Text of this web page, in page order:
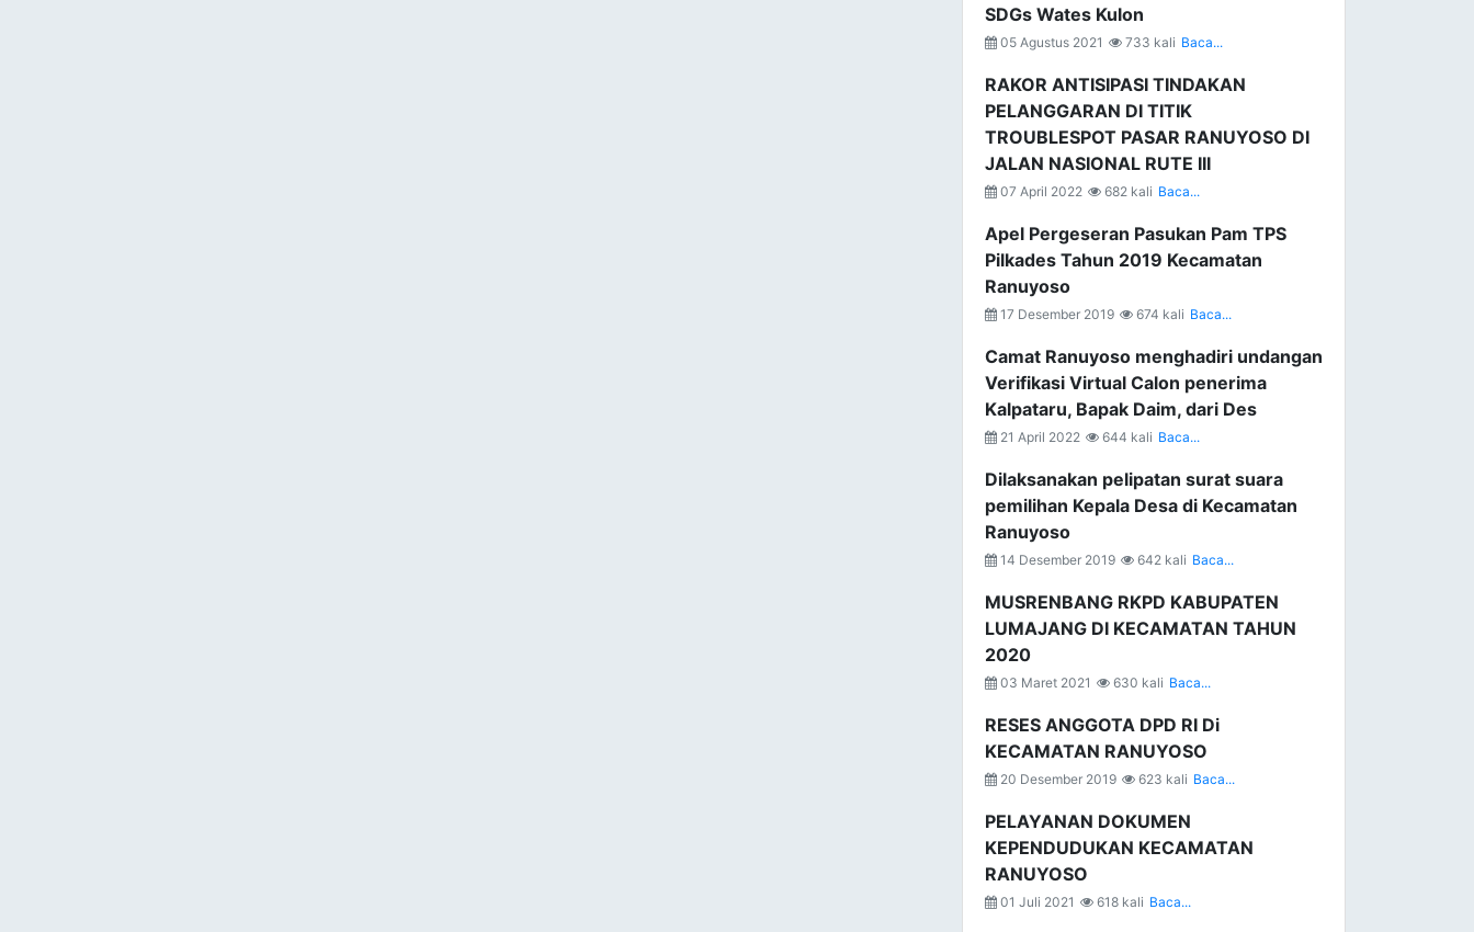
SDGs Wates Kulon
05 Agustus 2021 733 kali Baca...
RAKOR ANTISIPASI TINDAKAN
PELANGGARAN DI TITIK
TROUBLESPOT PASAR RANUYOSO DI
JALAN NASIONAL RUTE III
07 April 2022 682 kali Baca...
Apel Pergeseran Pasukan Pam TPS
Pilkades Tahun 2019 Kecamatan
Ranuyoso
17 Desember 2019 674 kali Baca...
Camat Ranuyoso menghadiri undangan
Verifikasi Virtual Calon penerima
Kalpataru, Bapak Daim, dari Des
21 April 2022 644 kali Baca...
Dilaksanakan pelipatan surat suara
pemilihan Kepala Desa di Kecamatan
Ranuyoso
14 Desember 2019 642 kali Baca...
MUSRENBANG RKPD KABUPATEN
LUMAJANG DI KECAMATAN TAHUN
2020
03 Maret 2021 630 kali Baca...
RESES ANGGOTA DPD RI Di
KECAMATAN RANUYOSO
20 Desember 2019 623 kali Baca...
PELAYANAN DOKUMEN
KEPENDUDUKAN KECAMATAN
RANUYOSO
01 Juli 2021 618 kali Baca...